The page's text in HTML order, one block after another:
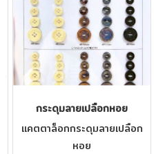
กระดุมลายเปลือกหอย
แคตตาล็อกกระดุมลายเปลือก
หอย